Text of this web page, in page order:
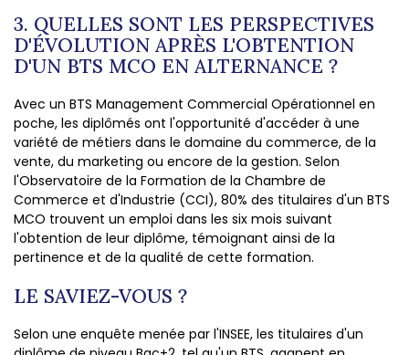
3. QUELLES SONT LES PERSPECTIVES
D'ÉVOLUTION APRÈS L'OBTENTION
D'UN BTS MCO EN ALTERNANCE ?
Avec un BTS Management Commercial Opérationnel en
poche, les diplômés ont l'opportunité d'accéder à une
variété de métiers dans le domaine du commerce, de la
vente, du marketing ou encore de la gestion. Selon
l'Observatoire de la Formation de la Chambre de
Commerce et d'Industrie (CCI), 80% des titulaires d'un BTS
MCO trouvent un emploi dans les six mois suivant
l'obtention de leur diplôme, témoignant ainsi de la
pertinence et de la qualité de cette formation.
LE SAVIEZ-VOUS ?
Selon une enquête menée par l'INSEE, les titulaires d'un